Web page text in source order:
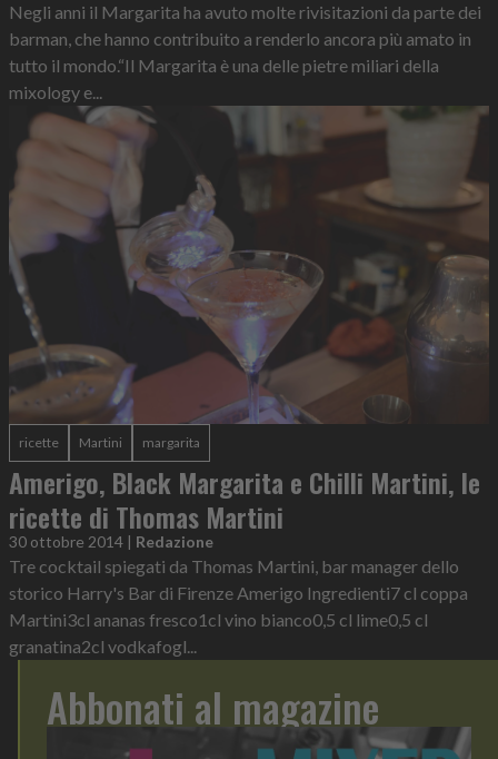
Negli anni il Margarita ha avuto molte rivisitazioni da parte dei
barman, che hanno contribuito a renderlo ancora più amato in
tutto il mondo.“Il Margarita è una delle pietre miliari della
mixology e...
ricette Martini margarita
Amerigo, Black Margarita e Chilli Martini, le
ricette di Thomas Martini
30 ottobre 2014 | Redazione
Tre cocktail spiegati da Thomas Martini, bar manager dello
storico Harry's Bar di Firenze Amerigo Ingredienti7 cl coppa
Martini3cl ananas fresco1cl vino bianco0,5 cl lime0,5 cl
granatina2cl vodkafogl...
Abbonati al magazine